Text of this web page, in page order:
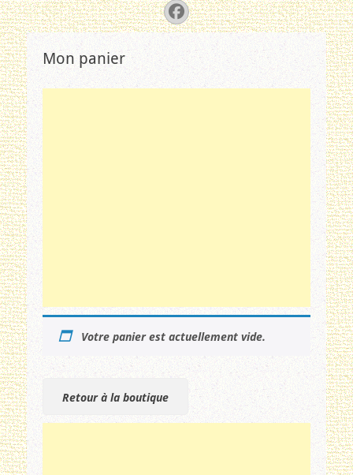
Facebook
Mon panier
Votre panier est actuellement vide.
Retour à la boutique